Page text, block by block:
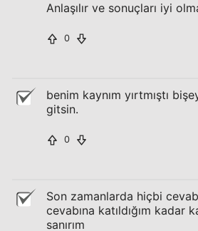
Anlaşılır ve sonuçları iyi
0
benim kaynım yırtmıştı
gitsin.
0
Son zamanlarda hiçbi
cevabına katıldığım kadar
sanırım